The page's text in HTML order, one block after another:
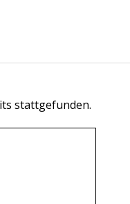
stattgefunden.